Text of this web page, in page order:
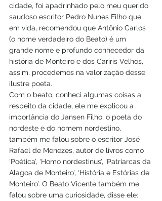
cidade, foi apadrinhado pelo meu querido
saudoso escritor Pedro Nunes Filho que,
em vida, recomendou que Antônio Carlos
(o nome verdadeiro do Beato) é um
grande nome e profundo conhecedor da
história de Monteiro e dos Cariris Velhos,
assim, procedemos na valorização desse
ilustre poeta.
Com o beato, conheci algumas coisas a
respeito da cidade, ele me explicou a
importância do Jansen Filho, o poeta do
nordeste e do homem nordestino,
também me falou sobre o escritor José
Rafael de Menezes, autor de livros como
‘Poética’, ‘Homo nordestinus’, ‘Patriarcas da
Alagoa de Monteiro’, ‘História e Estórias de
Monteiro’. O Beato Vicente também me
falou sobre uma curiosidade, disse ele: